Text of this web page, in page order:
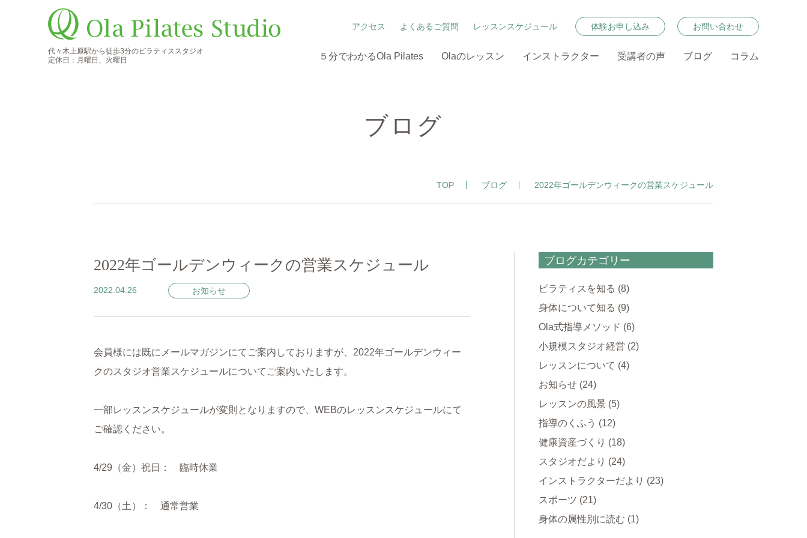
代々木上原駅から徒歩3分のピラティススタジオ
定休日：月曜日、火曜日
アクセス よくあるご質問 レッスンスケジュール 体験お申し込み お問い合わせ
５分でわかるOla Pilates Olaのレッスン インストラクター 受講者の声 ブログ コラム
ブログ
TOP ブログ 2022年ゴールデンウィークの営業スケジュール
2022年ゴールデンウィークの営業スケジュール
2022.04.26 お知らせ
会員様には既にメールマガジンにてご案内しておりますが、2022年ゴールデンウィー
クのスタジオ営業スケジュールについてご案内いたします。
一部レッスンスケジュールが変則となりますので、WEBのレッスンスケジュールにて
ご確認ください。
4/29（金）祝日： 臨時休業
4/30（土）： 通常営業
ブログカテゴリー
ピラティスを知る (8)
身体について知る (9)
Ola式指導メソッド (6)
小規模スタジオ経営 (2)
レッスンについて (4)
お知らせ (24)
レッスンの風景 (5)
指導のくふう (12)
健康資産づくり (18)
スタジオだより (24)
インストラクターだより (23)
スポーツ (21)
身体の属性別に読む (1)